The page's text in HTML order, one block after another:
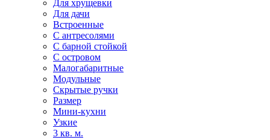
Для хрущевки
Для дачи
Встроенные
С антресолями
С барной стойкой
С островом
Малогабаритные
Модульные
Скрытые ручки
Размер
Мини-кухни
Узкие
3 кв. м.